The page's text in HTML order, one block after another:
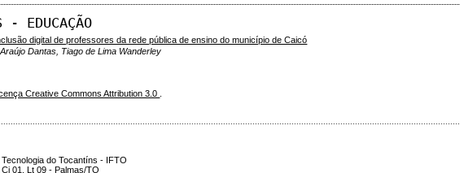
- EDUCAÇÃO
digital de professores da rede pública de ensino do município de Caicó
Dantas, Tiago de Lima Wanderley
Creative Commons Attribution 3.0 .
do Tocantíns - IFTO
01, Lt 09 - Palmas/TO